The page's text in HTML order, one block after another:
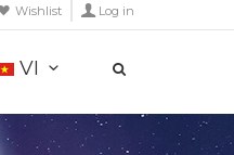
Wishlist Log in
VI